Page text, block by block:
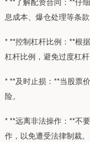
息成本、爆仓处理等条款
* **控制杠杆比例：**根
杠杆比例，避免过度杠杆
* **及时止损：**当股票
险。
* **远离非法操作：**不
作，以免遭受法律制裁。